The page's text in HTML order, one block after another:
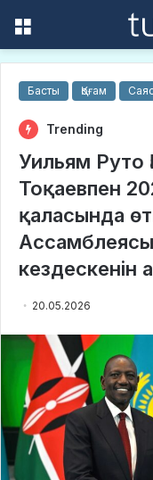
Басты Қоғам
Trending
Уильям Руто
Тоқаевпен
қаласында
кездескенін
20.05.2026